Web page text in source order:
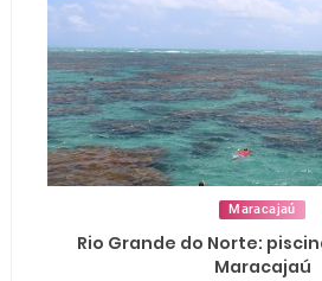
Maracajaú
Rio Grande do Norte:
Maracajaú